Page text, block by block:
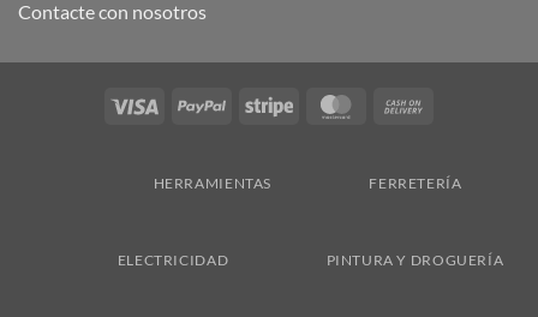
Contacte con nosotros
Visa PayPal Stripe MasterCard
HERRAMIENTAS FERRETERÍA
ELECTRICIDAD PINTURA Y DROGUERÍA